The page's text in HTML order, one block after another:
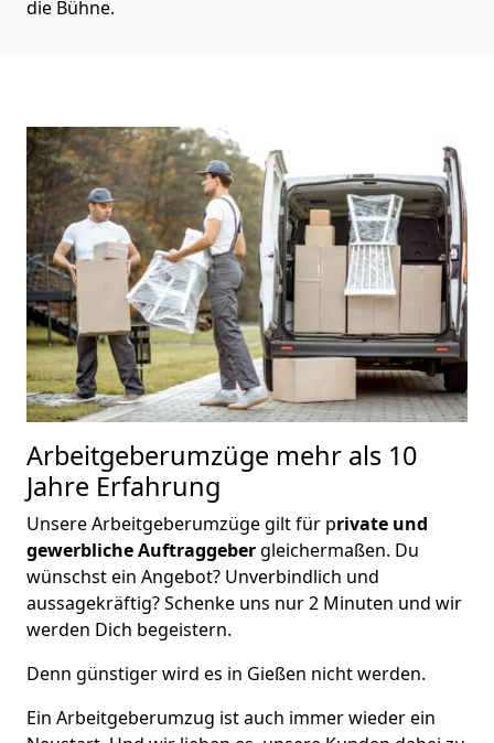
die Bühne.
Arbeitgeberumzüge mehr als 10
Jahre Erfahrung
Unsere Arbeitgeberumzüge gilt für private und
gewerbliche Auftraggebergleichermaßen. Du
wünschst ein Angebot? Unverbindlich und
aussagekräftig? Schenke uns nur 2 Minuten und wir
werden Dich begeistern.
Denn günstiger wird es in Gießen nicht werden.
Ein Arbeitgeberumzug ist auch immer wieder ein